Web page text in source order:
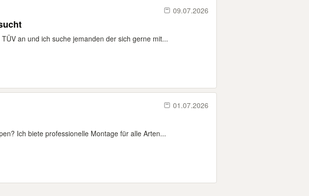
09.07.2026
an und ich suche jemanden der sich gerne mit...
01.07.2026
Ich biete professionelle Montage für alle Arten...